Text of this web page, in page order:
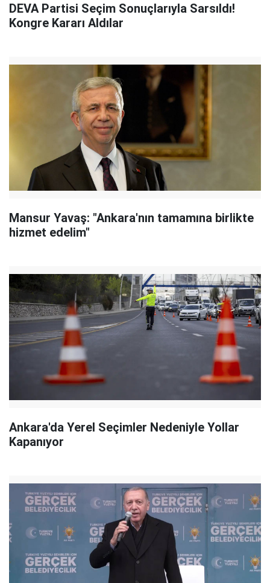
DEVA Partisi Seçim Sonuçlarıyla Sarsıldı!
Kongre Kararı Aldılar
Mansur Yavaş: "Ankara'nın tamamına birlikte
hizmet edelim"
Ankara'da Yerel Seçimler Nedeniyle Yollar
Kapanıyor